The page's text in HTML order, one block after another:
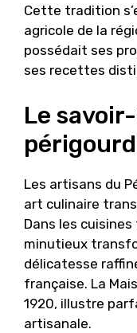
Cette tradition
agricole de la
possédait ses
ses recettes
Le
Les artisans du
art culinaire
Dans les
minutieux
délicatesse
française. La
1920, illustre
artisanale.